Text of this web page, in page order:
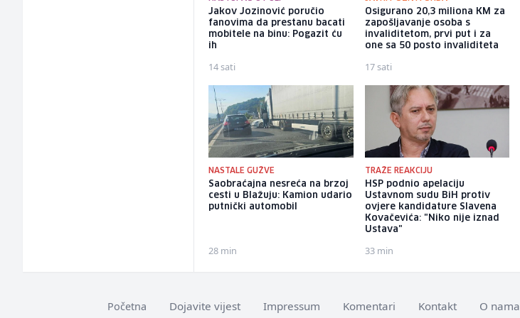
Jakov Jozinović poručio
fanovima da prestanu bacati
mobitele na binu: Pogazit ću
ih
14 sati
Osigurano 20,3 miliona KM za
zapošljavanje osoba s
invaliditetom, prvi put i za
one sa 50 posto invaliditeta
17 sati
NASTALE GUŽVE
Saobraćajna nesreća na brzoj
cesti u Blažuju: Kamion udario
putnički automobil
28 min
TRAŽE REAKCIJU
HSP podnio apelaciju
Ustavnom sudu BiH protiv
ovjere kandidature Slavena
Kovačevića: "Niko nije iznad
Ustava"
33 min
Početna Dojavite vijest Impressum Komentari Kontakt O nama